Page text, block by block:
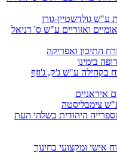
גולדשטיין-גורן
ואזוריים ע"ש ס' דניאל
התיכון ואפריקה
בימינו
בקהילה ע"ש ג'ק, ג'וזף
איראניים
צימבליסטה
היהודית בשלהי העת
אישי ומקצועי בחינוך